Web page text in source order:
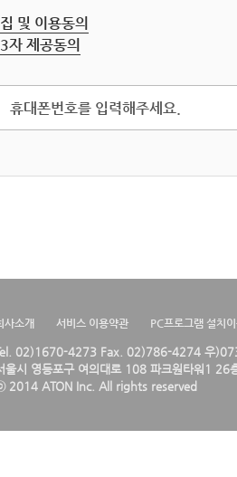
및 이용동의
자 제공동의
사소개 서비스 이용약관 PC프로그램 설치
02)1670-4273 Fax. 02)786-4274 우
울시 영등포구 여의대로 108 파크원타워1 26
2014 ATON Inc. All rights reserved